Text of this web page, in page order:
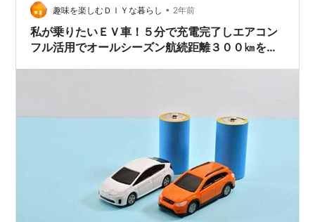
常であれば飲んだ後でもさほど眠気を感じることも無
く、運転や仕事に影響が出るとこは…
趣味を楽しむＤＩＹな暮らし • 2年前
私が乗りたいＥＶ車！５分で充電完了しエアコン
フル活用でオールシーズン航続距離３００㎞を維